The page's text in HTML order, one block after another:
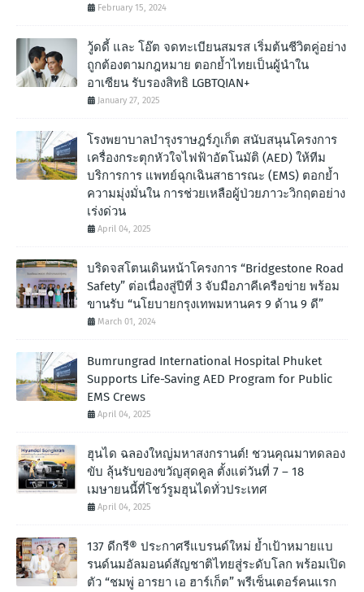
February 15, 2024
วู้ดดี้ และ โอ๊ต จดทะเบียนสมรส เริ่มต้นชีวิตคู่อย่าง
ถูกต้องตามกฎหมาย ตอกย้ำไทยเป็นผู้นำใน
อาเซียน รับรองสิทธิ LGBTQIAN+
January 27, 2025
โรงพยาบาลบำรุงราษฎร์ภูเก็ต สนับสนุนโครงการ
เครื่องกระตุกหัวใจไฟฟ้าอัตโนมัติ (AED) ให้ทีม
บริการการ แพทย์ฉุกเฉินสาธารณะ (EMS) ตอกย้ำ
ความมุ่งมั่นใน การช่วยเหลือผู้ป่วยภาวะวิกฤตอย่าง
เร่งด่วน
April 04, 2025
บริดจสโตนเดินหน้าโครงการ “Bridgestone Road
Safety” ต่อเนื่องสู่ปีที่ 3 จับมือภาคีเครือข่าย พร้อม
ขานรับ “นโยบายกรุงเทพมหานคร 9 ด้าน 9 ดี”
March 01, 2024
Bumrungrad International Hospital Phuket
Supports Life-Saving AED Program for Public
EMS Crews
April 04, 2025
ฮุนได ฉลองใหญ่มหาสงกรานต์! ชวนคุณมาทดลอง
ขับ ลุ้นรับของขวัญสุดคูล ตั้งแต่วันที่ 7 – 18
เมษายนนี้ที่โชว์รูมฮุนไดทั่วประเทศ
April 04, 2025
137 ดีกรี® ประกาศรีแบรนด์ใหม่ ย้ำเป้าหมายแบ
รนด์นมอัลมอนด์สัญชาติไทยสู่ระดับโลก พร้อมเปิด
ตัว “ชมพู่ อารยา เอ ฮาร์เก็ต” พรีเซ็นเตอร์คนแรก